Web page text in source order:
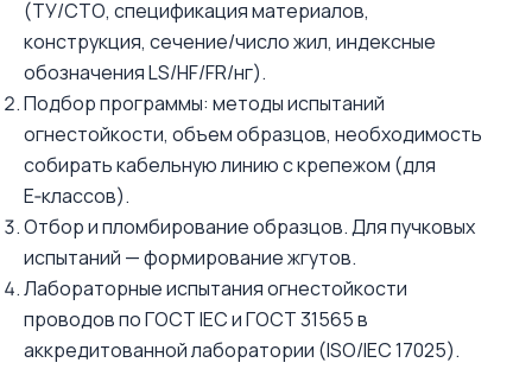
(ТУ/СТО, спецификация материалов,
конструкция, сечение/число жил, индексные
обозначения LS/HF/FR/нг).
Подбор программы: методы испытаний
огнестойкости, объем образцов, необходимость
собирать кабельную линию с крепежом (для
E‑классов).
Отбор и пломбирование образцов. Для пучковых
испытаний — формирование жгутов.
Лабораторные испытания огнестойкости
проводов по ГОСТ IEC и ГОСТ 31565 в
аккредитованной лаборатории (ISO/IEC 17025).